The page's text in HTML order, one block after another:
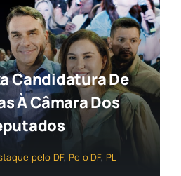
Candidatura De
À Câmara Dos
pelo DF, Pelo DF, PL